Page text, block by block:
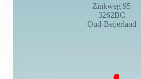
Zinkweg 95
3262BC
Oud-Beijerland